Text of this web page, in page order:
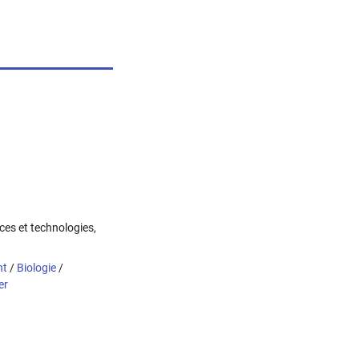
et technologies,
/ Biologie/